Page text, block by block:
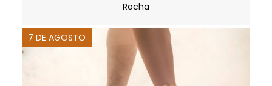
Rocha
7 DE AGOSTO